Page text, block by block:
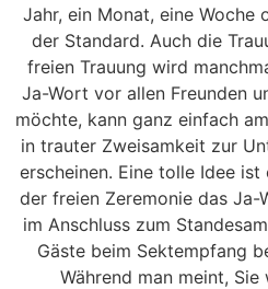
Jahr, ein Monat, eine Woche
der Standard. Auch die
freien Trauung wird
Ja-Wort vor allen Freunden
möchte, kann ganz einfach
in trauter Zweisamkeit zur
erscheinen. Eine tolle Idee
der freien Zeremonie das
im Anschluss zum
Gäste beim Sektempfang
Während man meint,